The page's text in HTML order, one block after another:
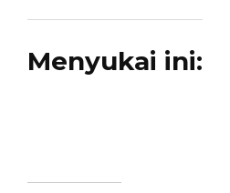
Menyukai ini: